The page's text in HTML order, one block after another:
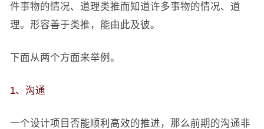
件事物的情况、道理类推而知道许多事物的情况、道
理。形容善于类推，能由此及彼。
下面从两个方面来举例。
1、沟通
一个设计项目否能顺利高效的推进，那么前期的沟通非